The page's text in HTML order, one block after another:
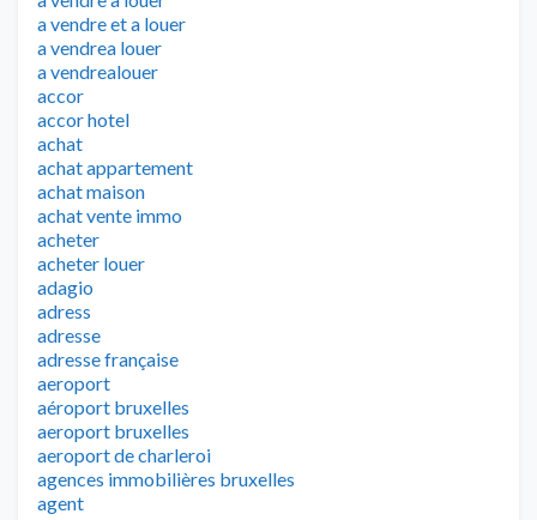
a vendre et a louer
a vendrea louer
a vendrealouer
accor
accor hotel
achat
achat appartement
achat maison
achat vente immo
acheter
acheter louer
adagio
adress
adresse
adresse française
aeroport
aéroport bruxelles
aeroport bruxelles
aeroport de charleroi
agences immobilières bruxelles
agent